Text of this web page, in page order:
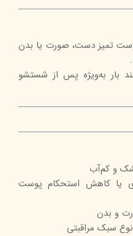
تمیز دست، صورت یا بدن
بار به‌ویژه پس از شستشو
و کم‌آب
یا کاهش استحکام پوست
و بدن
سبک مراقبتی